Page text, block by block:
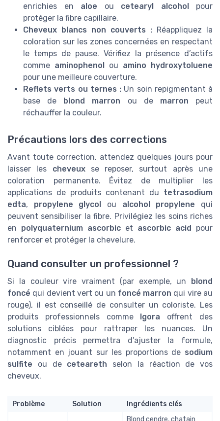
enrichies en aloe ou cetearyl alcohol
pour
protéger la fibre capillaire.
Cheveux blancs non couverts : Réappliquez la
coloration sur les zones concernées en respectant
le temps de pause. Vérifiez la présence d’actifs
comme aminophenol ou amino hydroxytoluene
pour une meilleure couverture.
Reflets verts ou ternes : Un soin repigmentant à
base de
blond marron ou de marron peut
réchauffer la couleur.
Précautions lors des corrections
Avant toute correction, attendez quelques jours pour
laisser les cheveuxse reposer, surtout après une
coloration permanente. Évitez de multiplier les
applications de produits contenant du tetrasodium
edta, propylene glycol ou alcohol propylene qui
peuvent sensibiliser la fibre. Privilégiez les soins riches
en polyquaternium ascorbic et ascorbic acid pour
renforcer et protéger la chevelure.
Quand consulter un professionnel ?
Si la couleur vire vraiment (par exemple, un blond
foncé qui devient vert ou un foncé marron qui vire au
rouge), il est conseillé de consulter un coloriste. Les
produits professionnels comme Igora offrent des
solutions ciblées pour rattraper les nuances. Un
diagnostic précis permettra d’ajuster la formule,
notamment en jouant sur les proportions de sodium
sulfite ou de ceteareth selon la réaction de vos
cheveux.
Problème Solution Ingrédients clés
Blond cendre, chatain